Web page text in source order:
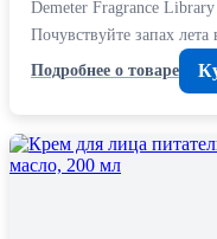
Demeter Fragrance
Почувствуйте запах
Подробнее о товаре